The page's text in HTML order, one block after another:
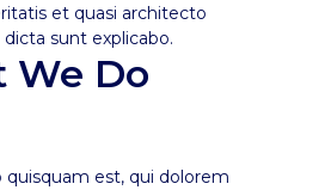
et quasi architecto
sunt explicabo.
We Do
quisquam est, qui dolorem